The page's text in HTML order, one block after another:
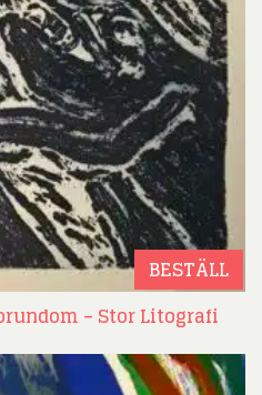
BESTÄLL
– Stor Litografi